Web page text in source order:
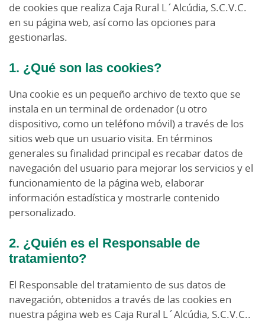
de cookies que realiza Caja Rural L´Alcúdia, S.C.V.C.
en su página web, así como las opciones para
gestionarlas.
1. ¿Qué son las cookies?
Una cookie es un pequeño archivo de texto que se
instala en un terminal de ordenador (u otro
dispositivo, como un teléfono móvil) a través de los
sitios web que un usuario visita. En términos
generales su finalidad principal es recabar datos de
navegación del usuario para mejorar los servicios y el
funcionamiento de la página web, elaborar
información estadística y mostrarle contenido
personalizado.
2. ¿Quién es el Responsable de
tratamiento?
El Responsable del tratamiento de sus datos de
navegación, obtenidos a través de las cookies en
nuestra página web es Caja Rural L´Alcúdia, S.C.V.C..